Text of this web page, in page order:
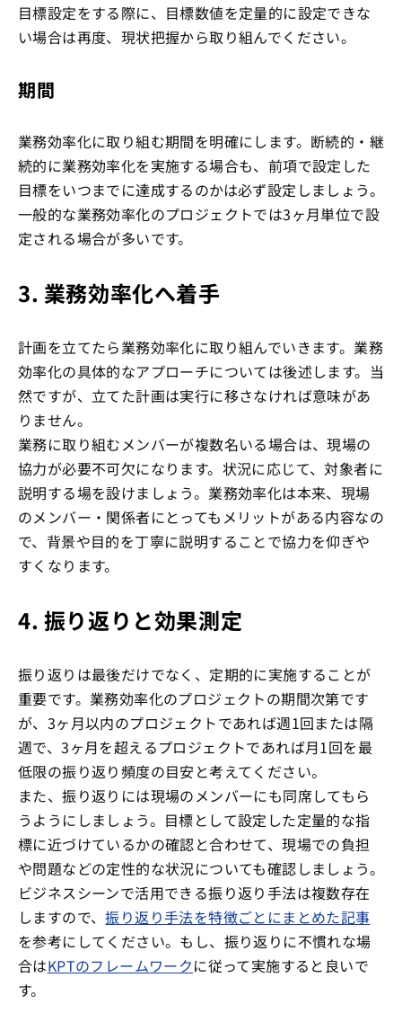
目標設定をする際に、目標数値を定量的に設定できな
い場合は再度、現状把握から取り組んでください。
期間
業務効率化に取り組む期間を明確にします。断続的・継
続的に業務効率化を実施する場合も、前項で設定した
目標をいつまでに達成するのかは必ず設定しましょう。
一般的な業務効率化のプロジェクトでは3ヶ月単位で設
定される場合が多いです。
3. 業務効率化へ着手
計画を立てたら業務効率化に取り組んでいきます。業務
効率化の具体的なアプローチについては後述します。当
然ですが、立てた計画は実行に移さなければ意味があ
りません。
業務に取り組むメンバーが複数名いる場合は、現場の
協力が必要不可欠になります。状況に応じて、対象者に
説明する場を設けましょう。業務効率化は本来、現場
のメンバー・関係者にとってもメリットがある内容なの
で、背景や目的を丁寧に説明することで協力を仰ぎや
すくなります。
4. 振り返りと効果測定
振り返りは最後だけでなく、定期的に実施することが
重要です。業務効率化のプロジェクトの期間次第です
が、3ヶ月以内のプロジェクトであれば週1回または隔
週で、3ヶ月を超えるプロジェクトであれば月1回を最
低限の振り返り頻度の目安と考えてください。
また、振り返りには現場のメンバーにも同席してもら
うようにしましょう。目標として設定した定量的な指
標に近づけているかの確認と合わせて、現場での負担
や問題などの定性的な状況についても確認しましょう。
ビジネスシーンで活用できる振り返り手法は複数存在
しますので、振り返り手法を特徴ごとにまとめた記事
を参考にしてください。もし、振り返りに不慣れな場
合はKPTのフレームワークに従って実施すると良いで
す。